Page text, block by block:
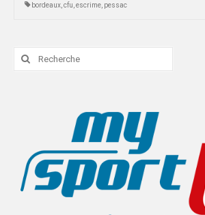
WUC HANDBALL 2026
FORMATION
POITIERS
COMMUNICATION
MAG DU SPORT U
CHARTE ÉCO-RESPONSABLE
bordeaux cfu escrime pessac
Rechercher